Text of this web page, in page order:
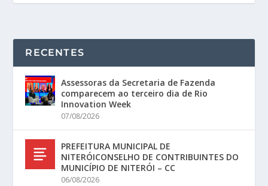
RECENTES
Assessoras da Secretaria de Fazenda
comparecem ao terceiro dia de Rio
Innovation Week
07/08/2026
PREFEITURA MUNICIPAL DE
NITERÓICONSELHO DE CONTRIBUINTES DO
MUNICÍPIO DE NITERÓI – CC
06/08/2026